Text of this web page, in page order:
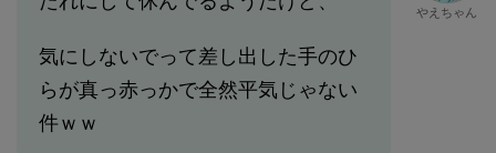
気にしないでって差し出した手のひ
らが真っ赤っかで全然平気じゃない
件ｗｗ
やえちゃん